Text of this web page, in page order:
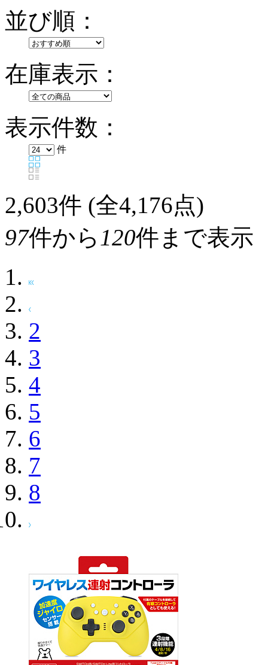
並び順：
在庫表示：
表示件数：
件
2,603件 (全4,176点)
97件から 120件まで表示
2
3
4
5
6
7
8